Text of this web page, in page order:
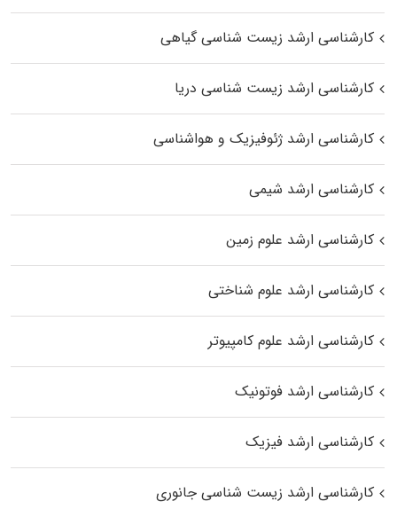
کارشناسی ارشد زیست‌ شناسی گیاهی
کارشناسی ارشد زیست‌ شناسی دریا
کارشناسی ارشد ژئوفیزیک و هواشناسی
کارشناسی ارشد شیمی
کارشناسی ارشد علوم زمین
کارشناسی ارشد علوم شناختی
کارشناسی ارشد علوم کامپیوتر
کارشناسی ارشد فوتونیک
کارشناسی ارشد فیزیک
کارشناسی ارشد زیست‌ شناسی جانوری